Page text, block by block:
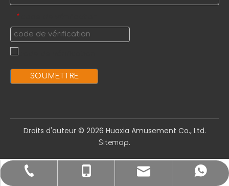
+86-577-67499999
+86-18066498819
sale1@huaxiatoys.com
+8618066498819
*
SOUMETTRE
Droits d'auteur ©️ 2026 Huaxia Amusement Co., Ltd.
Sitemap.